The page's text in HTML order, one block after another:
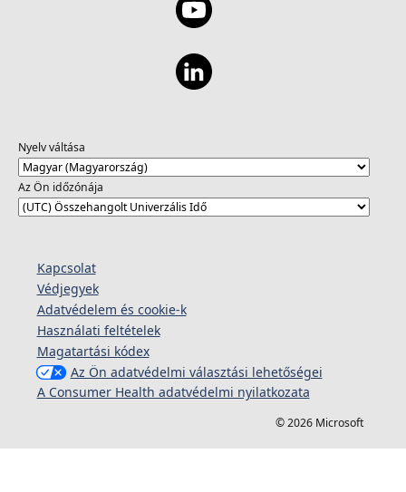
Nyelv váltása
Az Ön időzónája
Kapcsolat
Védjegyek
Adatvédelem és cookie-k
Használati feltételek
Magatartási kódex
Az Ön adatvédelmi választási lehetőségei
A Consumer Health adatvédelmi nyilatkozata
© 2026 Microsoft